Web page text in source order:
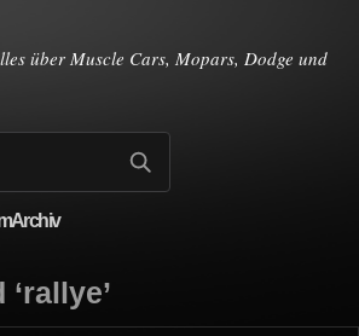
über Muscle Cars, Mopars, Dodge und
Archiv